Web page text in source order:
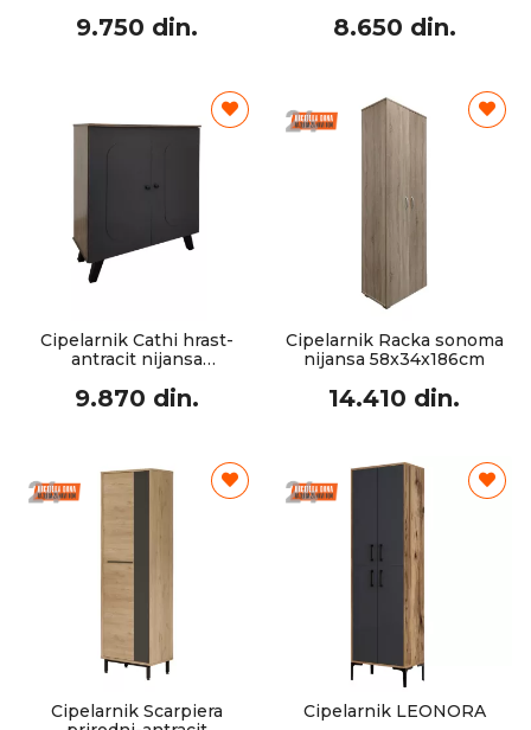
9.750 din. 8.650 din.
Cipelarnik Cathi hrast-
antracit nijansa
9.870 din.
Cipelarnik Racka sonoma
nijansa 58x34x186cm
14.410 din.
Cipelarnik Scarpiera
Cipelarnik LEONORA